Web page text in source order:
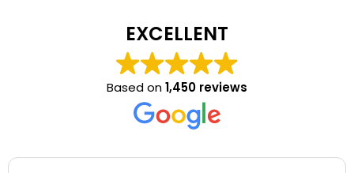
EXCELLENT
Based on1,450 reviews